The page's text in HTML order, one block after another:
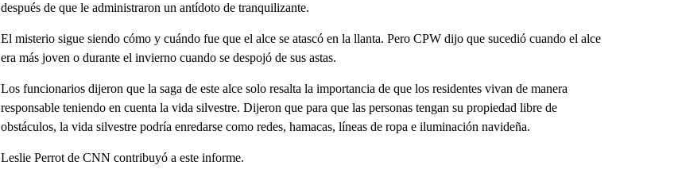
después de que le administraron un antídoto de tranquilizante.
El misterio sigue siendo cómo y cuándo fue que el alce se atascó en la llanta. Pero CPW dijo que sucedió cuando el alce
era más joven o durante el invierno cuando se despojó de sus astas.
Los funcionarios dijeron que la saga de este alce solo resalta la importancia de que los residentes vivan de manera
responsable teniendo en cuenta la vida silvestre. Dijeron que para que las personas tengan su propiedad libre de
obstáculos, la vida silvestre podría enredarse como redes, hamacas, líneas de ropa e iluminación navideña.
Leslie Perrot de CNN contribuyó a este informe.